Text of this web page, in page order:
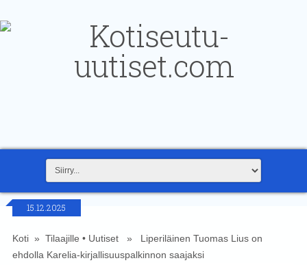
15.12.2025
Koti» Tilaajille • Uutiset» Liperiläinen Tuomas Lius on
ehdolla Karelia-kirjallisuuspalkinnon saajaksi